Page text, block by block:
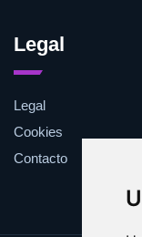
Legal
Legal
Cookies
Contacto